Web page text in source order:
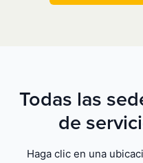
Todas las
de
Haga clic en una